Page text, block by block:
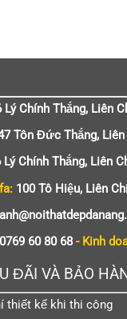
Chính Thắng, Liên
Tôn Đức Thắng, Liên
Chính Thắng, Liên
100 Tô Hiệu, Liên
60 80 68- Kinh
ĐÃI VÀ BẢO
thiết kế khi thi công